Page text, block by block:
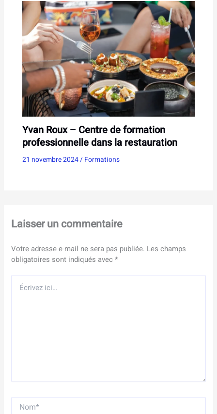
Yvan Roux – Centre de formation
professionnelle dans la restauration
21 novembre 2024/Formations
Laisser un commentaire
Votre adresse e-mail ne sera pas publiée. Les champs
obligatoires sont indiqués avec*
ici…
Nom*